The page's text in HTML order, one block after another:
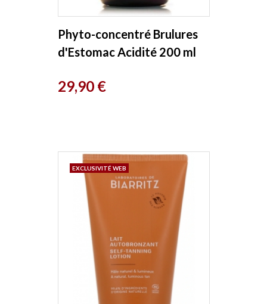
Phyto-concentré Brulures
d'Estomac Acidité 200 ml
Prix
29,90 €
EXCLUSIVITÉ WEB